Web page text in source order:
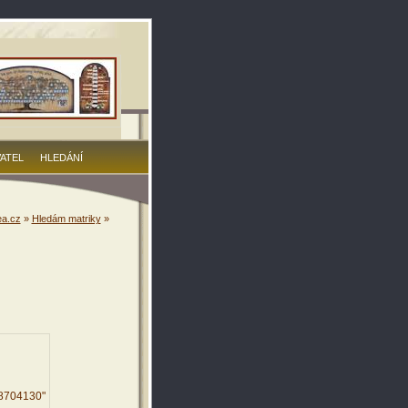
HLEDÁNÍ
» Hledám matriky»